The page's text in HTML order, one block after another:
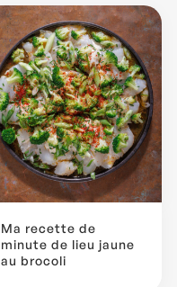
Ma recette de
minute de lieu jaune
au brocoli